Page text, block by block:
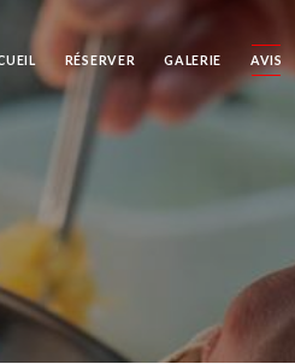
RÉSERVER GALERIE AVIS